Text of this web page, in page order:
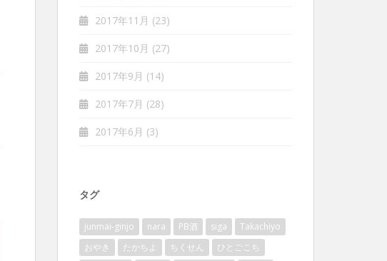
2017年11月 (23)
2017年10月 (27)
2017年9月 (14)
2017年7月 (28)
2017年6月 (3)
タグ
junmai-ginjo nara PB酒 siga
Takachiyo
おやき
たかちよ ちくせん
ひとごこち